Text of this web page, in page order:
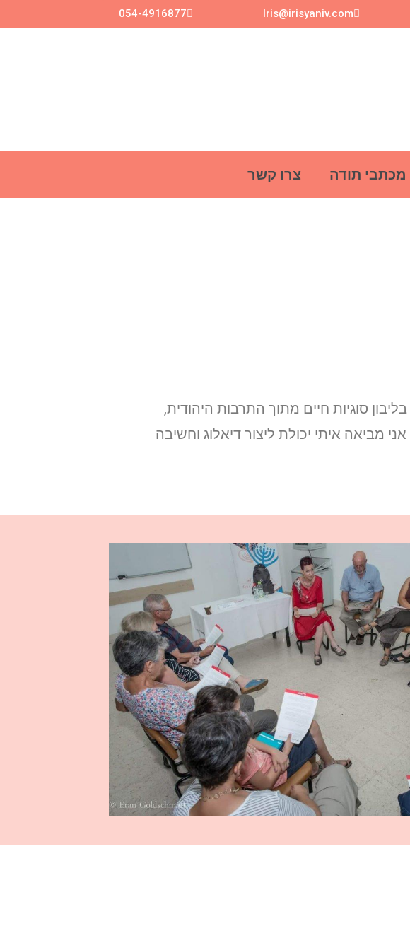
Iris@irisyaniv.com
054-4916877
מכתבי תודה צרו קשר
סוגיות חיים מתוך התרבות היהודית,
מביאה איתי יכולת ליצור דיאלוג וחשיבה